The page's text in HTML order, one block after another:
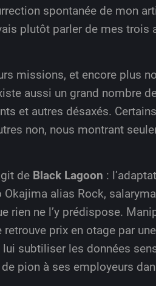
spontanée de mon
plutôt parler de mes trois
missions, et encore plus
aussi un grand nombre
et autres désaxés.
non, nous montrant
de Black Lagoon :
Okajima alias Rock,
rien ne l’y prédispose.
prix en otage par
subtiliser les données
pion à ses employeurs